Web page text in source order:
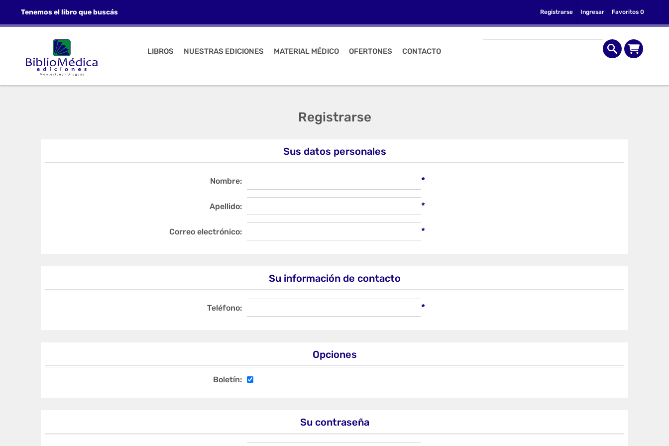
Registrarse Ingresar Favoritos 0
Tenemos el libro que buscás
LIBROS NUESTRAS EDICIONES MATERIAL MÉDICO OFERTONES CONTACTO
Registrarse
Sus datos personales
Nombre: *
Apellido: *
Correo electrónico: *
Su información de contacto
Teléfono: *
Opciones
Boletín:
Su contraseña